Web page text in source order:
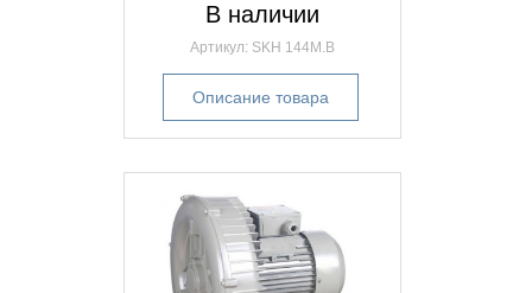
В наличии
Артикул: SKH 144M.B
Описание товара